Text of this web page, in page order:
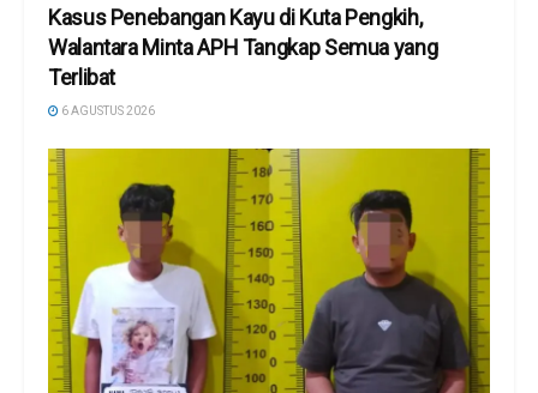
Kasus Penebangan Kayu di Kuta Pengkih,
Walantara Minta APH Tangkap Semua yang
Terlibat
6 AGUSTUS 2026